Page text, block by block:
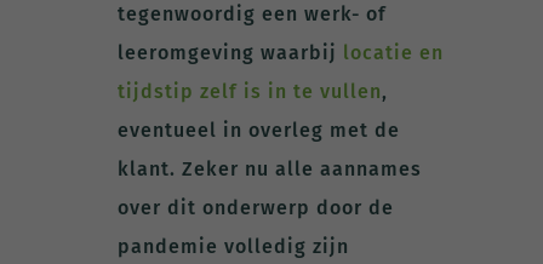
tegenwoordig een werk- of
leeromgeving waarbij locatie en
tijdstip zelf is in te vullen,
eventueel in overleg met de
klant. Zeker nu alle aannames
over dit onderwerp door de
pandemie volledig zijn